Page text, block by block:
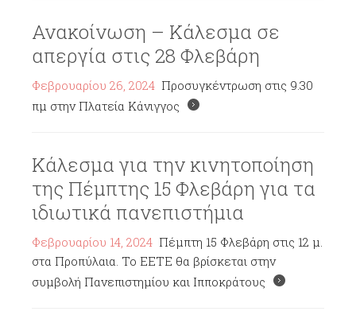
Ανακοίνωση – Κάλεσμα σε
απεργία στις 28 Φλεβάρη
Φεβρουαρίου 26, 2024 Προσυγκέντρωση στις 9.30
πμ στην Πλατεία Κάνιγγος
Κάλεσμα για την κινητοποίηση
της Πέμπτης 15 Φλεβάρη για τα
ιδιωτικά πανεπιστήμια
Φεβρουαρίου 14, 2024 Πέμπτη 15 Φλεβάρη στις 12 μ.
στα Προπύλαια. Το ΕΕΤΕ θα βρίσκεται στην
συμβολή Πανεπιστημίου και Ιπποκράτους